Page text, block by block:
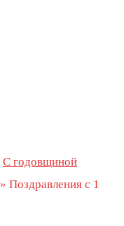
С годовщиной
» Поздравления с 1